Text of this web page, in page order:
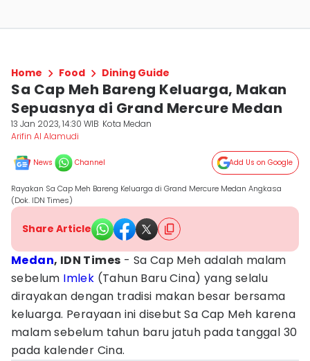
Home Food Dining Guide
Sa Cap Meh Bareng Keluarga, Makan
Sepuasnya di Grand Mercure Medan
13 Jan 2023, 14:30 WIB Kota Medan
Arifin Al Alamudi
News Channel Add Us on Google
Rayakan Sa Cap Meh Bareng Keluarga di Grand Mercure Medan Angkasa
(Dok. IDN Times)
Share Article
Medan, IDN Times - Sa Cap Meh adalah malam
sebelum Imlek (Tahun Baru Cina) yang selalu
dirayakan dengan tradisi makan besar bersama
keluarga. Perayaan ini disebut Sa Cap Meh karena
malam sebelum tahun baru jatuh pada tanggal 30
pada kalender Cina.